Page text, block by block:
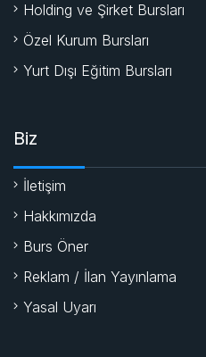
Holding ve Şirket Bursları
Özel Kurum Bursları
Yurt Dışı Eğitim Bursları
Biz
İletişim
Hakkımızda
Burs Öner
Reklam / İlan Yayınlama
Yasal Uyarı